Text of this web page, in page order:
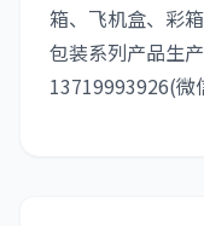
箱、飞机盒、彩
包装系列产品生
13719993926(微